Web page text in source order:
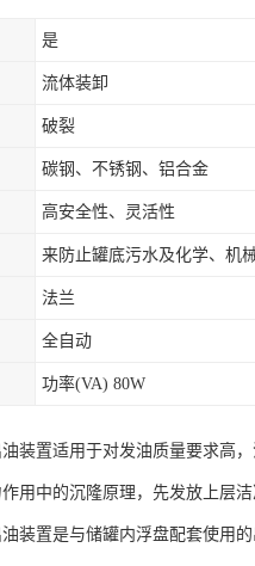
是
流体装卸
破裂
碳钢、不锈钢、铝合金
高安全性、灵活性
法兰
全自动
功率(VA) 80W
装置适用于对发油质量要求高
用中的沉隆原理，先发放上层
装置是与储罐内浮盘配套使用